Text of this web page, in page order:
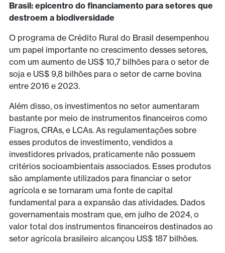
Brasil: epicentro do financiamento para setores que
destroem a biodiversidade
O programa de Crédito Rural do Brasil desempenhou
um papel importante no crescimento desses setores,
com um aumento de US$ 10,7 bilhões para o setor de
soja e US$ 9,8 bilhões para o setor de carne bovina
entre 2016 e 2023.
Além disso, os investimentos no setor aumentaram
bastante por meio de instrumentos financeiros como
Fiagros, CRAs, e LCAs. As regulamentações sobre
esses produtos de investimento, vendidos a
investidores privados, praticamente não possuem
critérios socioambientais associados. Esses produtos
são amplamente utilizados para financiar o setor
agrícola e se tornaram uma fonte de capital
fundamental para a expansão das atividades. Dados
governamentais mostram que, em julho de 2024, o
valor total dos instrumentos financeiros destinados ao
setor agrícola brasileiro alcançou US$ 187 bilhões.